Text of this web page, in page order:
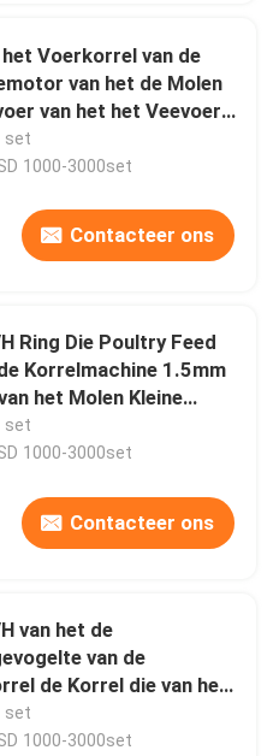
het Voerkorrel van de
van het de Molen
van het het Veevoer
set
1000-3000set
Contacteer ons
Ring Die Poultry Feed
Korrelmachine 1.5mm
het Molen Kleine
set
1000-3000set
Contacteer ons
van het de
van de
de Korrel die van het
Machine maken
set
1000-3000set